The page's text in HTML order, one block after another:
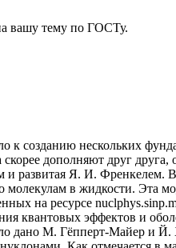
вашу тему по ГОСТу.
к созданию нескольких
дополняют друг
и развитая Я. И.
в жидкости. Эта
на ресурсе
квантовых эффектов и
дано М. Гёпперт-Майер и